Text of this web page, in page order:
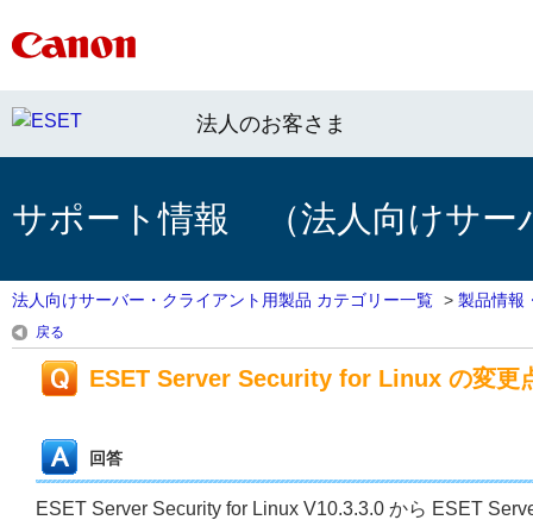
法人のお客さま
サポート情報 （法人向けサー
法人向けサーバー・クライアント用製品 カテゴリー一覧 > 製品情報
戻る
ESET Server Security for Linux の変更
回答
ESET Server Security for Linux V10.3.3.0 から ESET